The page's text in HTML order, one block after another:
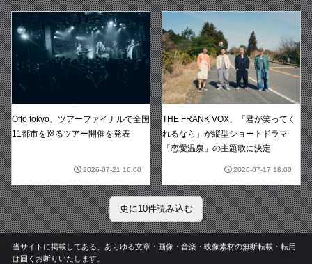
Offo tokyo、ツアーファイナルで全国
11都市を巡るツアー開催を発表
2026-07-21 16:00
THE FRANK VOX、「君が笑ってく
れるなら」が縦型ショートドラマ
「恋愛温泉」の主題歌に決定
2026-07-17 18:00
更に10件読み込む
当サイトに掲載してある、あらゆる文章・画像・音楽・映像素材の無断転載・転用
は固くお断りいたします。